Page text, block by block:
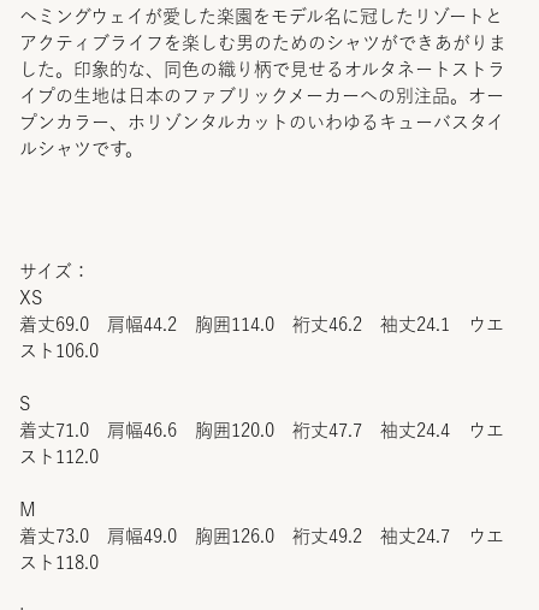
ヘミングウェイが愛した楽園をモデル名に冠したリゾートと
アクティブライフを楽しむ男のためのシャツができあがりま
した。印象的な、同色の織り柄で見せるオルタネートストラ
イプの生地は日本のファブリックメーカーへの別注品。オー
プンカラー、ホリゾンタルカットのいわゆるキューバスタイ
ルシャツです。
サイズ：
XS
着丈69.0 肩幅44.2 胸囲114.0 裄丈46.2 袖丈24.1 ウエ
スト106.0
S
着丈71.0 肩幅46.6 胸囲120.0 裄丈47.7 袖丈24.4 ウエ
スト112.0
M
着丈73.0 肩幅49.0 胸囲126.0 裄丈49.2 袖丈24.7 ウエ
スト118.0